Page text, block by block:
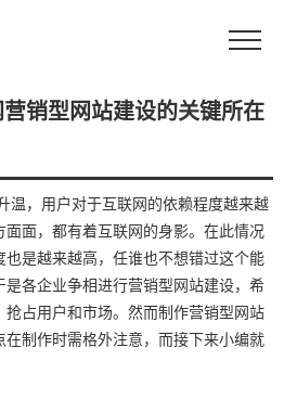
销型网站建设的关键所在
温，用户对于互联网的依赖程度越来越
面面，都有着互联网的身影。在此情况
也是越来越高，任谁也不想错过这个能
各企业争相进行营销型网站建设，希
占用户和市场。然而制作营销型网站
制作时需格外注意，而接下来小编就